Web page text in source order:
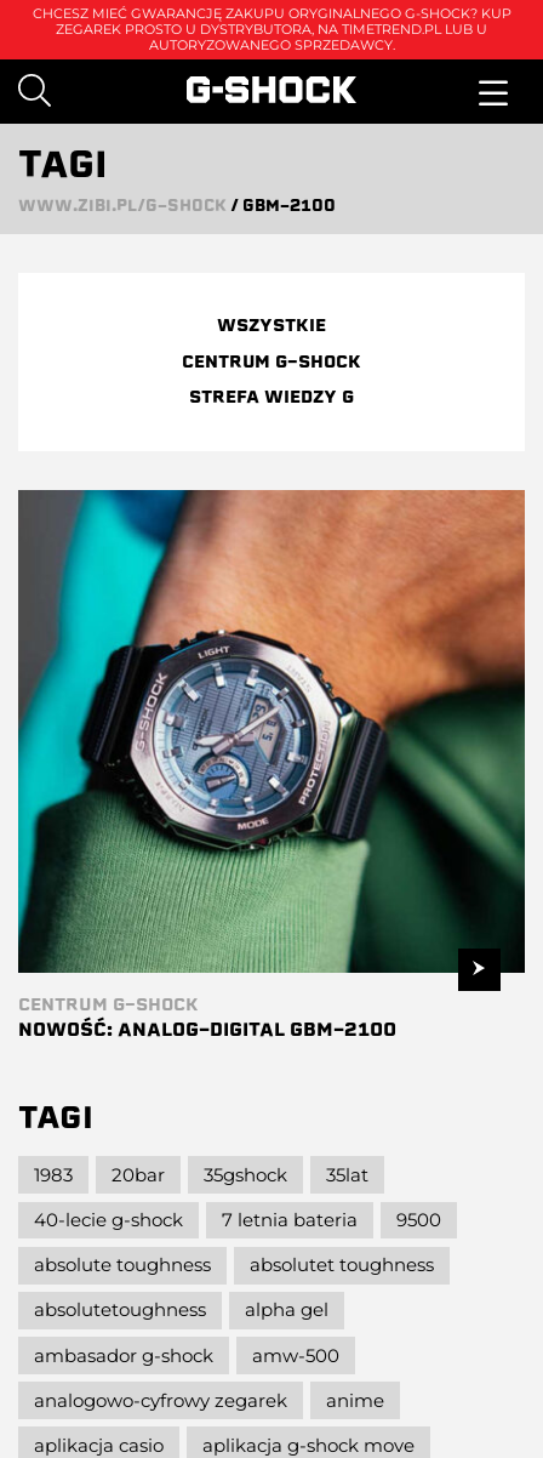
CHCESZ MIEĆ GWARANCJĘ ZAKUPU ORYGINALNEGO G-SHOCK? KUP
ZEGAREK PROSTO U DYSTRYBUTORA, NA TIMETREND.PL LUB U
AUTORYZOWANEGO SPRZEDAWCY.
TAGI
WWW.ZIBI.PL/G-SHOCK / GBM-2100
WSZYSTKIE
CENTRUM G-SHOCK
STREFA WIEDZY G
CENTRUM G-SHOCK
NOWOŚĆ: ANALOG-DIGITAL GBM-2100
TAGI
1983 20bar 35gshock
35lat
40-lecie g-shock
7 letnia bateria
9500
absolute toughness
absolutet toughness
absolutetoughness
alpha gel
ambasador g-shock
amw-500
analogowo-cyfrowy zegarek
anime
aplikacja casio
aplikacja g-shock move